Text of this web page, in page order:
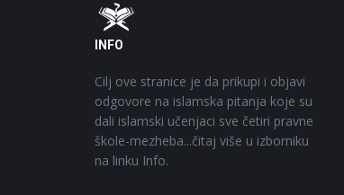
Footer
INFO
Cilj ove stranice je da prikupi i objavi
odgovore na islamska pitanja koje su
dali islamski učenjaci sve četiri pravne
škole-mezheba...čitaj više u izborniku
na linku Info.